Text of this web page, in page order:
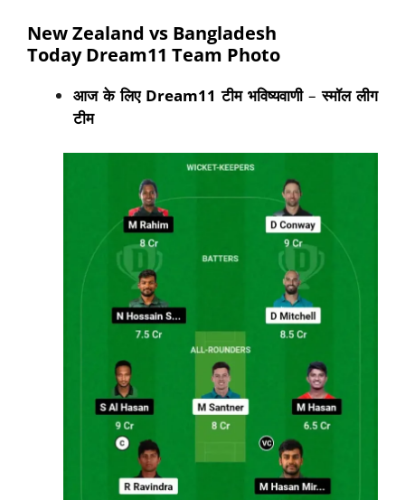
New Zealand vs Bangladesh
Today Dream11 Team Photo
आज के लिए Dream11टीम भविष्यवाणी–स्मॉल लीग
टीम